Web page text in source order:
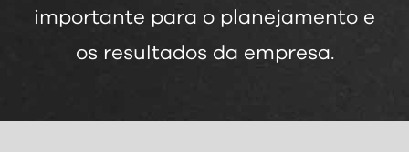
importante para o planejamento e
os resultados da empresa.